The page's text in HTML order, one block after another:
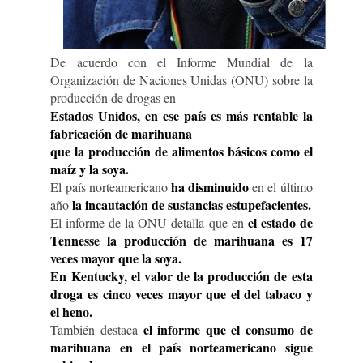
De acuerdo con el Informe Mundial de la
Organización de Naciones Unidas (ONU) sobre la
producción de drogas en
Estados Unidos, en ese país es más rentable la
fabricación de marihuana
que la producción de alimentos básicos como el
maíz y la soya.
El país norteamericanoha disminuidoen el último
añola incautación de sustancias estupefacientes.
El informe de la ONU detalla que enel estado de
Tennesse la producción de marihuana es 17
veces mayor que la soya.
En Kentucky, el valor de la producción de esta
droga es cinco veces mayor que el del tabaco y
el heno.
También destaca el informe que el consumo de
marihuana en el país norteamericano sigue